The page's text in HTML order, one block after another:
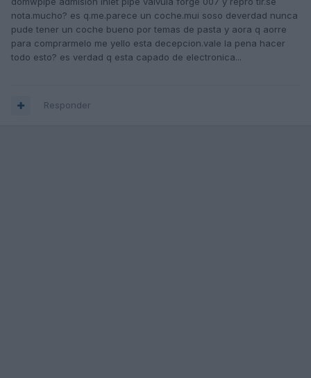
nota.mucho? es q.me.parece un coche.mui soso deverdad nunca
pude tener un coche bueno por temas de pasta y aora q aorre
para comprarmelo me yello esta decepcion.vale la pena hacer
todo esto? es verdad q esta capado de electronica...
Responder